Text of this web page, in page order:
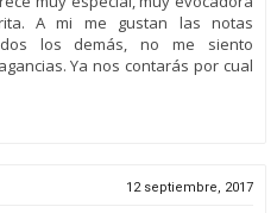
A mi me gustan las notas
los demás, no me siento
Ya nos contarás por cual
12 septiembre, 2017